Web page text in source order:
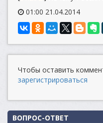
01:00 21.04.2014
Чтобы оставить
зарегистрироваться
ВОПРОС-ОТВЕТ